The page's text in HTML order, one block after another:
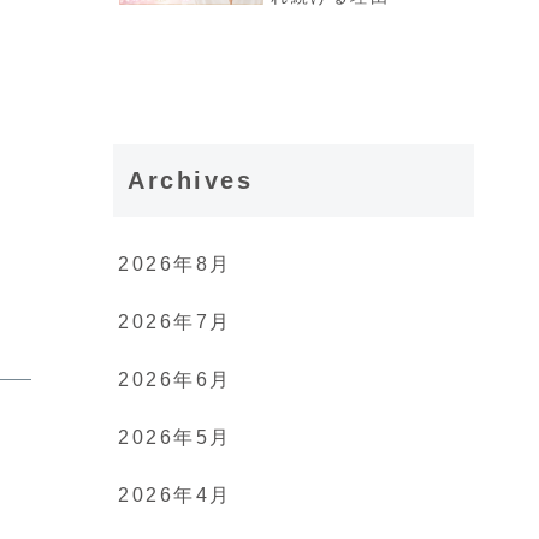
Archives
2026年8月
2026年7月
2026年6月
2026年5月
2026年4月